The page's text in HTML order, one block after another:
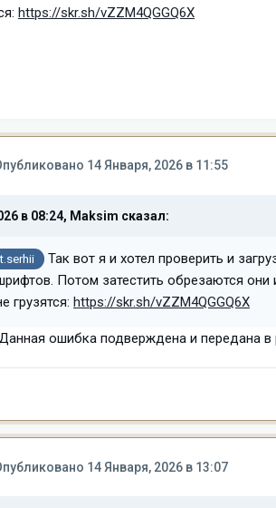
https://skr.sh/vZZM4QGGQ6X
14 Января, 2026 в 11:55
в 08:24, Maksim сказал:
Так вот я и хотел проверить и
Потом затестить обрезаются
грузятся: https://skr.sh/vZZM4QGGQ6X
ошибка подверждена и передана в
14 Января, 2026 в 13:07